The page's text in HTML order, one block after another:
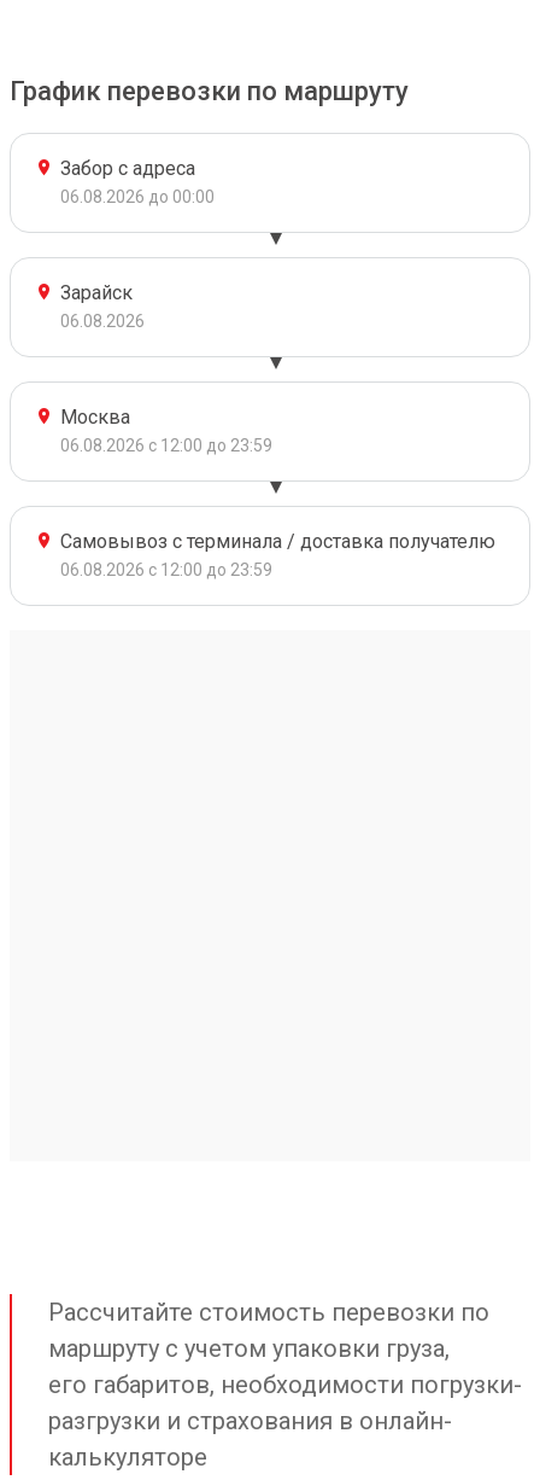
График перевозки по маршруту
Забор с адреса
06.08.2026 до 00:00
Зарайск
06.08.2026
Москва
06.08.2026 с 12:00 до 23:59
Самовывоз с терминала / доставка получателю
06.08.2026 с 12:00 до 23:59
Рассчитайте стоимость перевозки по
маршруту с учетом упаковки груза,
его габаритов, необходимости погрузки-
разгрузки и страхования в онлайн-
калькуляторе